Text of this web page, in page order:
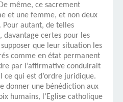
même, ce sacrement
et une femme, et non deux
Pour autant, de telles
davantage certes pour les
que leur situation les
comme en état permanent
par l’affirmative conduirait
qui est d’ordre juridique.
donner une bénédiction aux
humains, l’Eglise catholique